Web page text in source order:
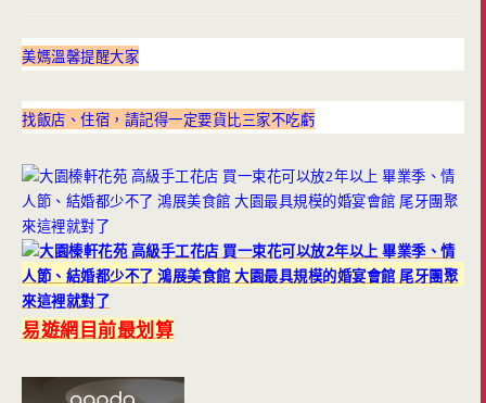
美媽溫馨提醒大家
找飯店、住宿，請記得一定要貨比三家不吃虧
易遊網目前最划算